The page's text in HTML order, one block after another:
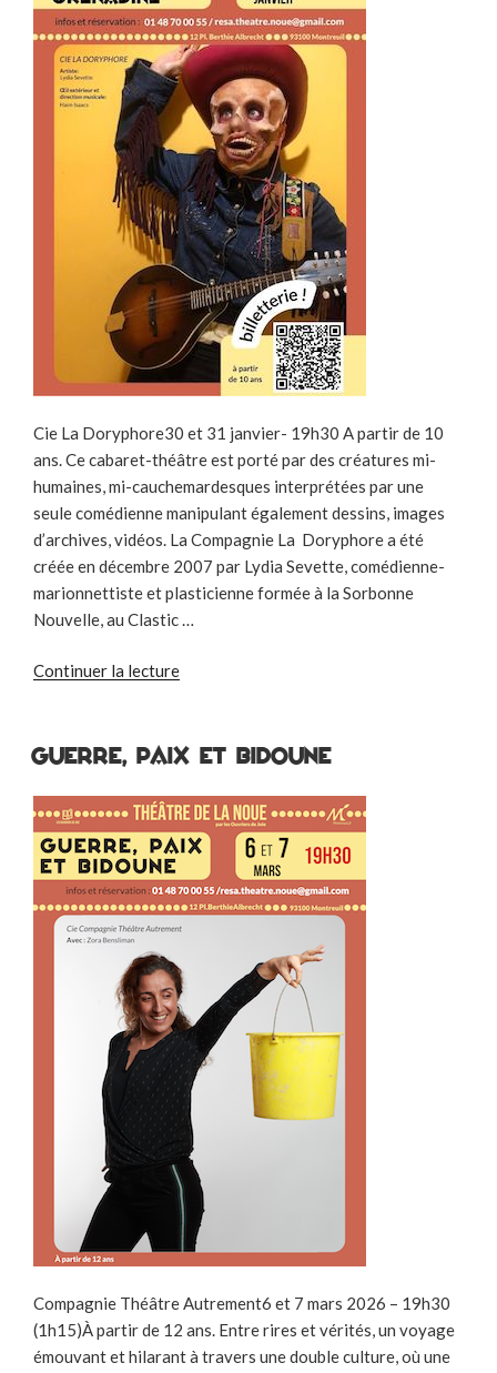
Cie La Doryphore30 et 31 janvier- 19h30 A partir de 10
ans. Ce cabaret-théâtre est porté par des créatures mi-
humaines, mi-cauchemardesques interprétées par une
seule comédienne manipulant également dessins, images
d’archives, vidéos. La Compagnie La Doryphore a été
créée en décembre 2007 par Lydia Sevette, comédienne-
marionnettiste et plasticienne formée à la Sorbonne
Nouvelle, au Clastic …
Continuer la lecturede
GUERRE, PAIX ET BIDOUNE
Compagnie Théâtre Autrement6 et 7 mars 2026 – 19h30
(1h15)À partir de 12 ans. Entre rires et vérités, un voyage
émouvant et hilarant à travers une double culture, où une